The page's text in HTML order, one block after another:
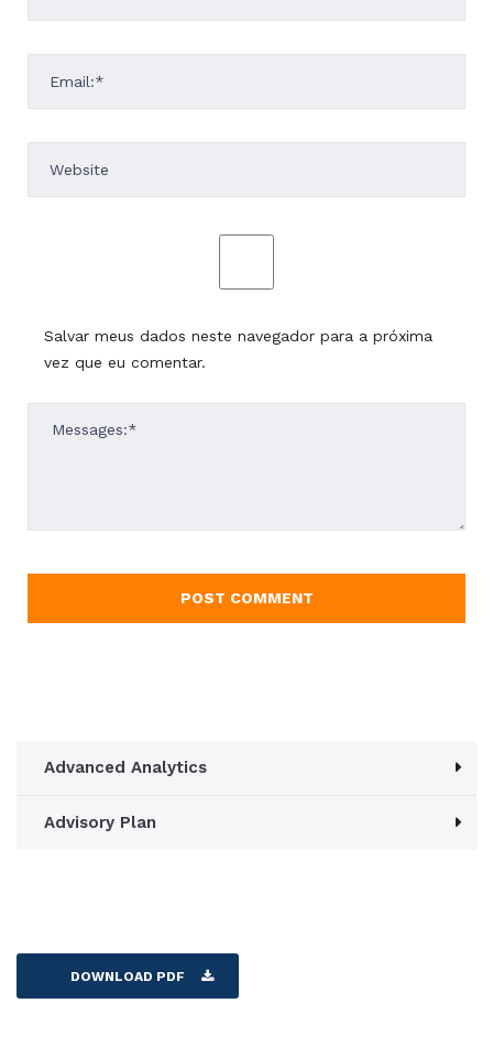
Salvar meus dados neste navegador para a próxima
vez que eu comentar.
Advanced Analytics
Advisory Plan
DOWNLOAD PDF